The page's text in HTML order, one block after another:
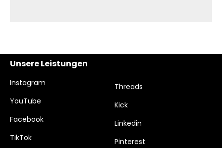
Unsere Leistungen
Instagram
YouTube
Facebook
TikTok
Threads
Kick
Linkedin
Pinterest